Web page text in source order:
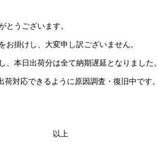
とうございます。
お掛けし、大変申し訳ございません。
本日出荷分は全て納期遅延となりました。
対応できるように原因調査・復旧中です。